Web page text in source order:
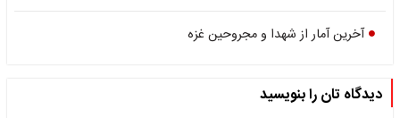
آخرین آمار از شهدا و مجروحین غزه
دیدگاه تان را بنویسید